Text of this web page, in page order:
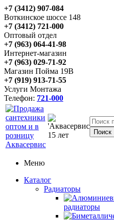
+7 (3412) 907-084
Воткинское шоссе 148
+7 (3412) 721-000
Оптовый отдел
+7 (963) 064-41-98
Интернет-магазин
+7 (963) 029-71-92
Магазин Пойма 19В
+7 (919) 913-71-55
Услуги Монтажа
Телефон: 721-000
Меню
Каталог
Радиаторы
радиаторы